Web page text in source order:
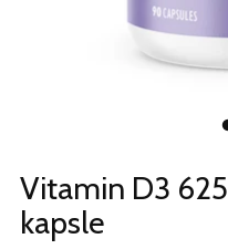
Vitamin D3
kapsle